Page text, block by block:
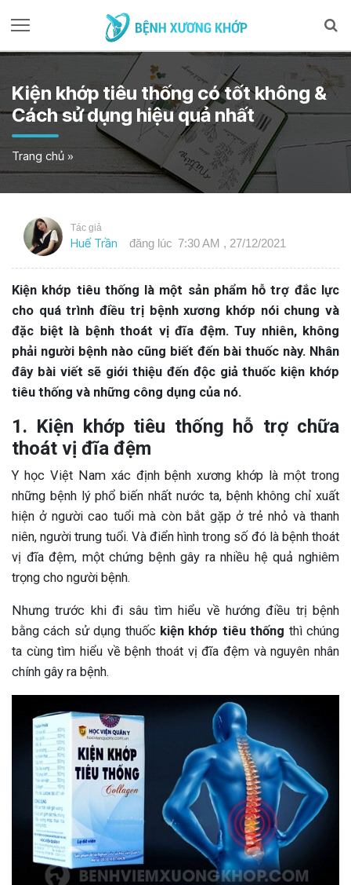
Kiện khớp tiêu thống có tốt không &
Cách sử dụng hiệu quả nhất
Trang chủ »
Tác giả
Huế Trần đăng lúc 7:30 AM , 27/12/2021
Kiện khớp tiêu thống là một sản phẩm hỗ trợ đắc lực
cho quá trình điều trị bệnh xương khớp nói chung và
đặc biệt là bệnh thoát vị đĩa đệm. Tuy nhiên, không
phải người bệnh nào cũng biết đến bài thuốc này. Nhân
đây bài viết sẽ giới thiệu đến độc giả thuốc kiện khớp
tiêu thống và những công dụng của nó.
1. Kiện khớp tiêu thống hỗ trợ chữa
thoát vị đĩa đệm
Y học Việt Nam xác định bệnh xương khớp là một trong
những bệnh lý phổ biến nhất nước ta, bệnh không chỉ xuất
hiện ở người cao tuổi mà còn bắt gặp ở trẻ nhỏ và thanh
niên, người trung tuổi. Và điển hình trong số đó là bệnh thoát
vị đĩa đệm, một chứng bệnh gây ra nhiều hệ quả nghiêm
trọng cho người bệnh.
Nhưng trước khi đi sâu tìm hiểu về hướng điều trị bệnh
bằng cách sử dụng thuốc kiện khớp tiêu thống thì chúng
ta cùng tìm hiểu về bệnh thoát vị đĩa đệm và nguyên nhân
chính gây ra bệnh.